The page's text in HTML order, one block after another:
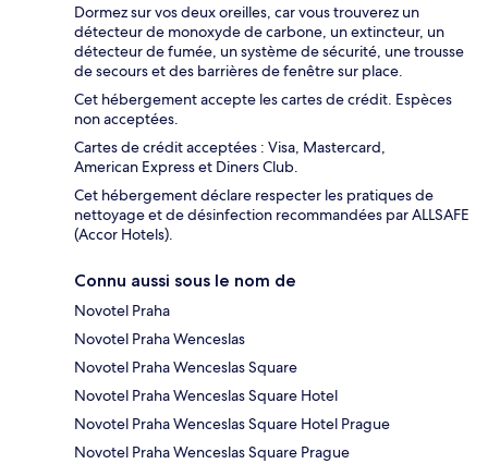
Dormez sur vos deux oreilles, car vous trouverez un
détecteur de monoxyde de carbone, un extincteur, un
détecteur de fumée, un système de sécurité, une trousse
de secours et des barrières de fenêtre sur place.
Cet hébergement accepte les cartes de crédit. Espèces
non acceptées.
Cartes de crédit acceptées : Visa, Mastercard,
American Express et Diners Club.
Cet hébergement déclare respecter les pratiques de
nettoyage et de désinfection recommandées par ALLSAFE
(Accor Hotels).
Connu aussi sous le nom de
Novotel Praha
Novotel Praha Wenceslas
Novotel Praha Wenceslas Square
Novotel Praha Wenceslas Square Hotel
Novotel Praha Wenceslas Square Hotel Prague
Novotel Praha Wenceslas Square Prague